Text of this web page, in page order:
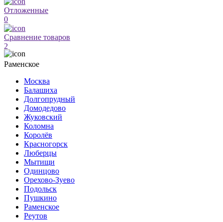
Отложенные
0
Сравнение товаров
2
Раменское
Москва
Балашиха
Долгопрудный
Домодедово
Жуковский
Коломна
Королёв
Красногорск
Люберцы
Мытищи
Одинцово
Орехово-Зуево
Подольск
Пушкино
Раменское
Реутов